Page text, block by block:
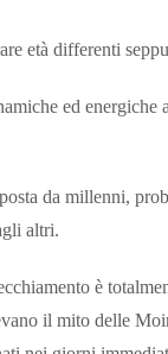
età differenti
ed
da millenni,
altri.
è
il mito delle